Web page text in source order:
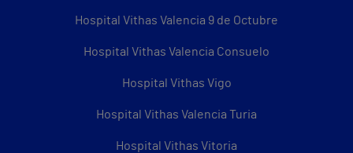
Hospital Vithas Valencia 9 de Octubre
Hospital Vithas Valencia Consuelo
Hospital Vithas Vigo
Hospital Vithas Valencia Turia
Hospital Vithas Vitoria